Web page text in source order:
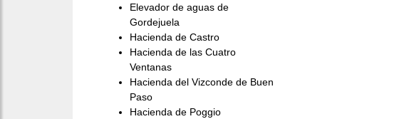
Elevador de aguas de
Gordejuela
Hacienda de Castro
Hacienda de las Cuatro
Ventanas
Hacienda del Vizconde de Buen
Paso
Hacienda de Poggio